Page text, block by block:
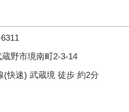
野市境南町2-3-14
(快速) 武蔵境 徒歩 約2分